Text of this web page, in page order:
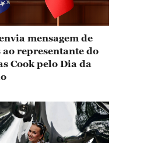
mensagem de
representante do
Cook pelo Dia da